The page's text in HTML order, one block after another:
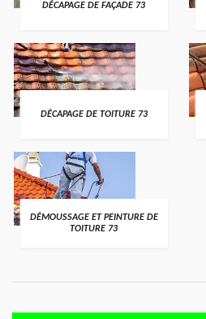
DÉCAPAGE DE FAÇADE 73
DÉCAPAGE DE TOITURE 73
DÉMOUSSAGE ET PEINTURE DE
TOITURE 73